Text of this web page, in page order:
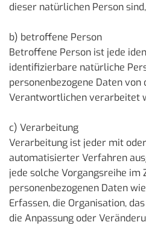
dieser natürlichen Person
b) betroffene Person
Betroffene Person ist jede
identifizierbare natürliche
personenbezogene Daten
Verantwortlichen verarbeitet
c) Verarbeitung
Verarbeitung ist jeder mit
automatisierter Verfahren
jede solche Vorgangsreihe im
personenbezogenen Daten
Erfassen, die Organisation,
die Anpassung oder